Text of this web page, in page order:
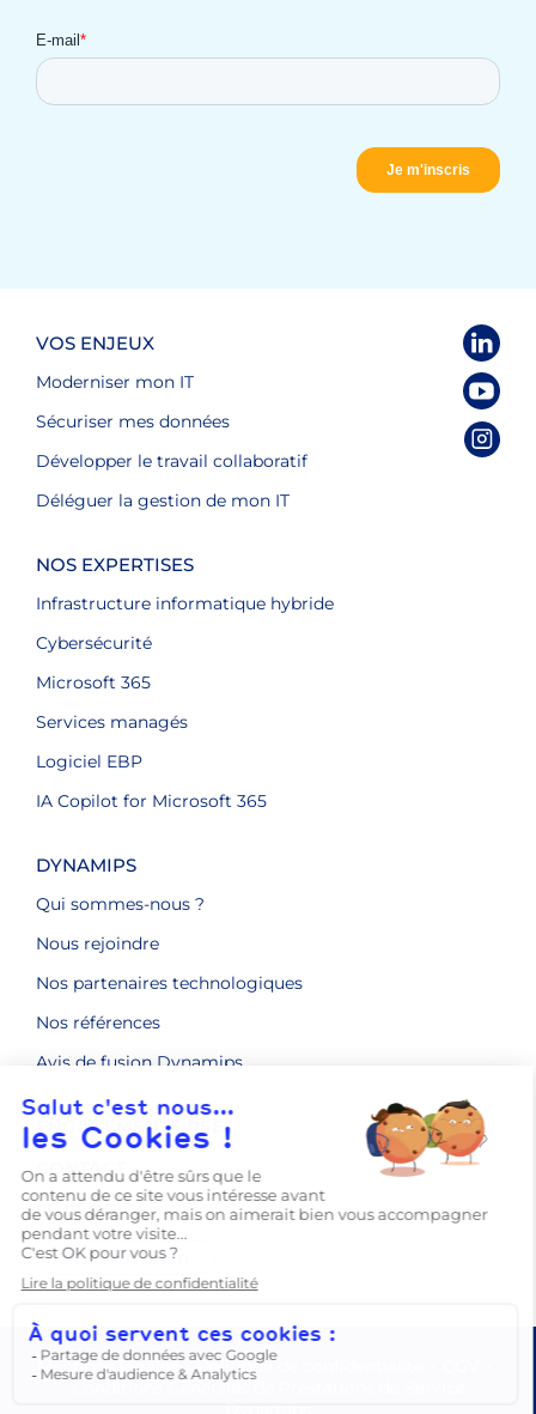
VOS ENJEUX
Moderniser mon IT
Sécuriser mes données
Développer le travail collaboratif
Déléguer la gestion de mon IT
NOS EXPERTISES
Infrastructure informatique hybride
Cybersécurité
Microsoft 365
Services managés
Logiciel EBP
IA Copilot for Microsoft 365
DYNAMIPS
Qui sommes-nous ?
Nous rejoindre
Nos partenaires technologiques
Nos références
Avis de fusion Dynamips
ENGAGEMENTS RSE
CONTACT
LE BLOG
Prise en main
Mentions légales Politique de confidentialité
Conditions Générales de Prestations de Service